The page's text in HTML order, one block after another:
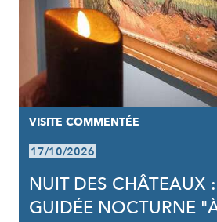
VISITE COMMENTÉE
17/10/2026
NUIT DES CHÂTEAUX
GUIDÉE NOCTURNE